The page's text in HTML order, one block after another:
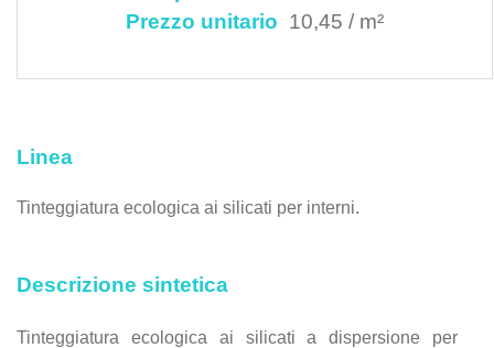
Prezzo unitario 10,45 / m²
Linea
Tinteggiatura ecologica ai silicati per interni.
Descrizione sintetica
Tinteggiatura ecologica ai silicati a dispersione per